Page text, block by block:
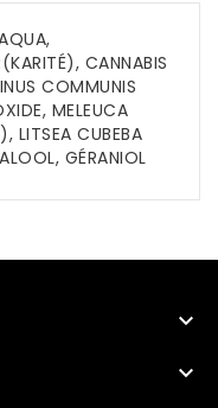
CANNABIS
COMMUNIS
MELEUCA
LITSEA CUBEBA
GÉRANIOL

